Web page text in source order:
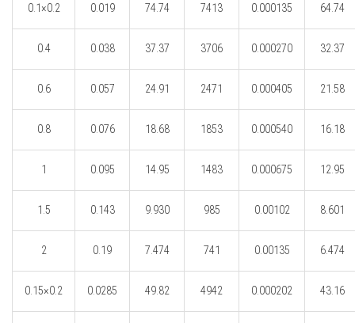
0.1×0.2 0.019 74.74 7413 0.000135 64.74
0.4 0.038 37.37 3706 0.000270 32.37
0.6 0.057 24.91 2471 0.000405 21.58
0.8 0.076 18.68 1853 0.000540 16.18
1 0.095 14.95 1483 0.000675 12.95
1.5 0.143 9.930 985 0.00102 8.601
2 0.19 7.474 741 0.00135 6.474
0.15×0.2 0.0285 49.82 4942 0.000202 43.16